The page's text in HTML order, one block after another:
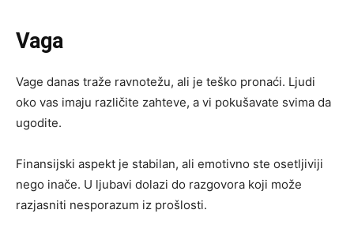
Vaga
Vage danas traže ravnotežu, ali je teško pronaći. Ljudi
oko vas imaju različite zahteve, a vi pokušavate svima da
ugodite.
Finansijski aspekt je stabilan, ali emotivno ste osetljiviji
nego inače. U ljubavi dolazi do razgovora koji može
razjasniti nesporazum iz prošlosti.